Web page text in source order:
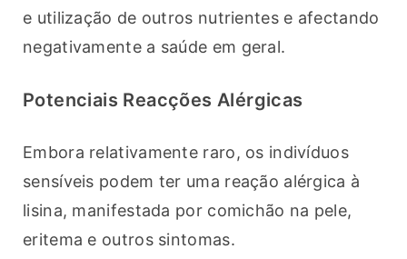
e utilização de outros nutrientes e afectando
negativamente a saúde em geral.
Potenciais Reacções Alérgicas
Embora relativamente raro, os indivíduos
sensíveis podem ter uma reação alérgica à
lisina, manifestada por comichão na pele,
eritema e outros sintomas.